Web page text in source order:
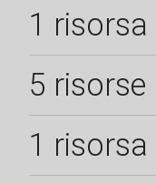
1 risorsa
5 risorse
1 risorsa